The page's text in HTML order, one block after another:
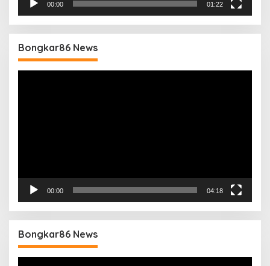
00:00 01:22
Bongkar86 News
00:00 04:18
Bongkar86 News